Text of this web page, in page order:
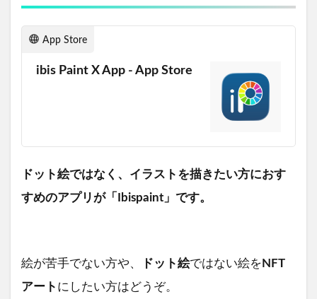
App Store
ibis Paint X App - App Store
ドット絵ではなく、イラストを描きたい方におす
すめのアプリが「Ibispaint」です。
絵が苦手でない方や、 ドット絵ではない絵を NFT
アート にしたい方はどうぞ。